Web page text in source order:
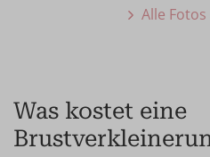
Alle
Was kostet eine